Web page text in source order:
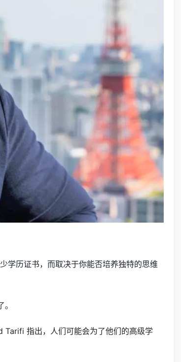
学历证书，而取决于你能否培养独特的思维
Tarifi 指出，人们可能会为了他们的高级学